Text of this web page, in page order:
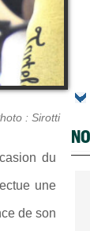
: Sirotti
du
une
de son